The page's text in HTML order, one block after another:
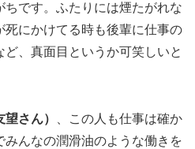
です。ふたりには煙たがれな
死にかけてる時も後輩に仕事の
、真面目というか可笑しいと
さん）
、この人も仕事は確か
んなの潤滑油のような働きを